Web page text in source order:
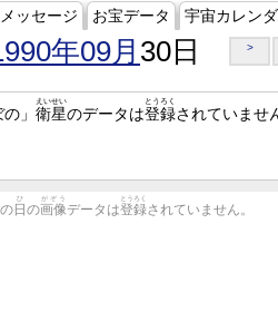
ッセージ お宝データ 宇宙カレン
年09月 30日 >
」 衛星
えいせい
のデータは登録
とうろく
されていませ
日
ひ
の画像
がぞう
データは登録
とうろく
されていません。